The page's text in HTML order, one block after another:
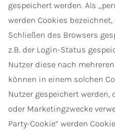
gespeichert werden. Als
werden Cookies
Schließen des Browsers
z.B. der Login-Status
Nutzer diese nach
können in einem solchen
Nutzer gespeichert
oder Marketingzwecke
Party-Cookie“ werden